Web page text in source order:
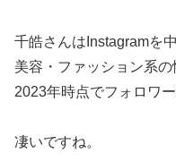
千皓さんはInstagramを
美容・ファッション系の
2023年時点でフォロワ
凄いですね。